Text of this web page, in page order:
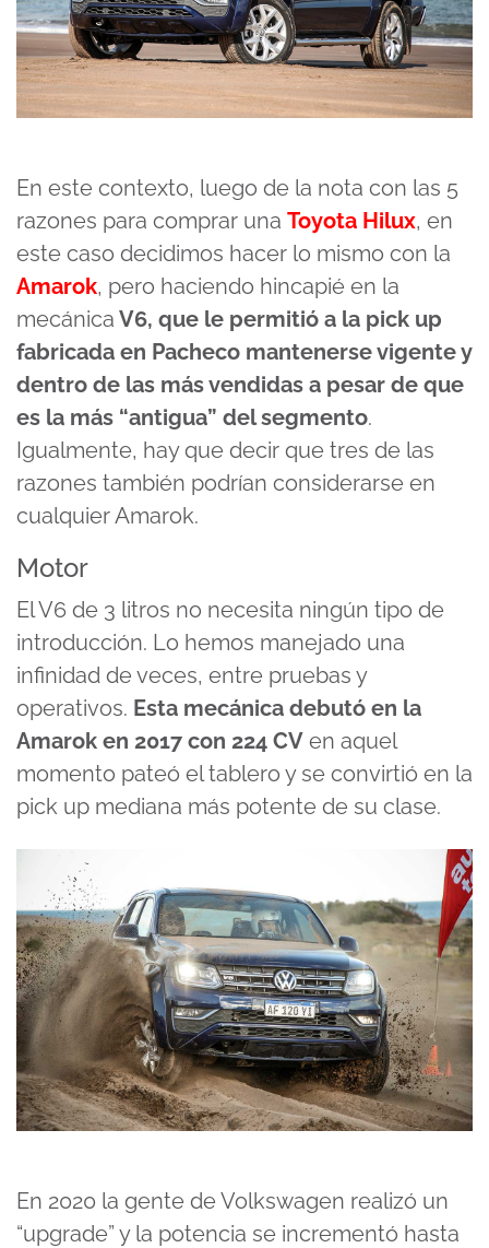
En este contexto, luego de la nota con las 5
razones para comprar una Toyota Hilux, en
este caso decidimos hacer lo mismo con la
Amarok, pero haciendo hincapié en la
mecánica V6, que le permitió a la pick up
fabricada en Pacheco mantenerse vigente y
dentro de las más vendidas a pesar de que
es la más “antigua” del segmento.
Igualmente, hay que decir que tres de las
razones también podrían considerarse en
cualquier Amarok.
Motor
El V6 de 3 litros no necesita ningún tipo de
introducción. Lo hemos manejado una
infinidad de veces, entre pruebas y
operativos. Esta mecánica debutó en la
Amarok en 2017 con 224 CV en aquel
momento pateó el tablero y se convirtió en la
pick up mediana más potente de su clase.
En 2020 la gente de Volkswagen realizó un
“upgrade” y la potencia se incrementó hasta